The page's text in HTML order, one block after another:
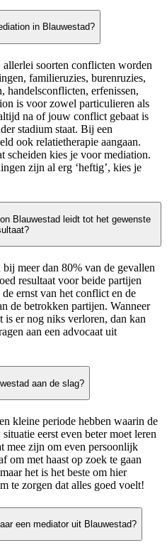
in Blauwestad?
soorten conflicten worden
familieruzies, burenruzies,
handelsconflicten, erfenissen,
is voor zowel particulieren als
na of jouw conflict gebaat is
stadium staat. Bij een
ook relatietherapie aangaan.
scheiden kies je voor mediation.
zijn al erg ‘heftig’, kies je
Blauwestad leidt tot het gewenste
meer dan 80% van de gevallen
resultaat voor beide partijen
ernst van het conflict en de
de betrokken partijen. Wanneer
is er nog niks verloren, dan kan
aan een advocaat uit
aan de slag?
kleine periode hebben waarin de
eerst even beter moet leren
mee zijn om even persoonlijk
om met haast op zoek te gaan
het is het beste om hier
te zorgen dat alles goed voelt!
een mediator uit Blauwestad?